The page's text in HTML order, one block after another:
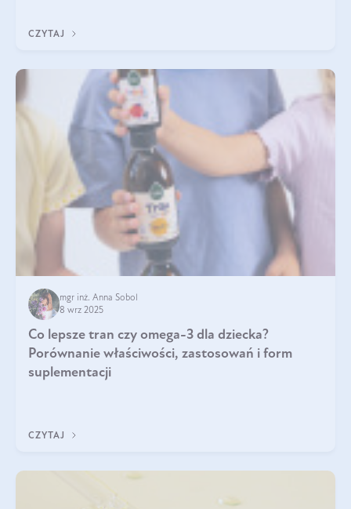
CZYTAJ
mgr inż. Anna Sobol
8 wrz 2025
Co lepsze tran czy omega-3 dla dziecka?
Porównanie właściwości, zastosowań i form
suplementacji
CZYTAJ